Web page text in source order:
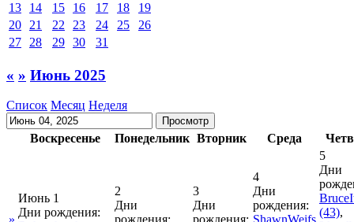
13
14 15 16 17 18
19
20
21 22 23 24 25
26
27
28 29 30 31
« » Июнь 2025
Список Месяц Неделя
Воскресенье Понедельник Вторник Среда
Июнь 1
Дни рождения:
2
Дни
3
Дни
4
Дни
рождения:
5
Дни
(43),